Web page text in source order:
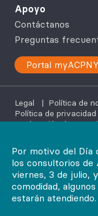
Por motivo del Día
los consultorios de
viernes, 3 de julio,
comodidad,
estarán atendiendo.
Apoyo
Contáctanos
Preguntas
Portal myACPNY
Legal | Política de
Política de
Declaración de
©2026
AdvantageCare